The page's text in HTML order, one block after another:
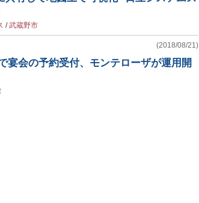
/武蔵野市
(2018/08/21)
宴会の予約受付、モンテローザが運用開